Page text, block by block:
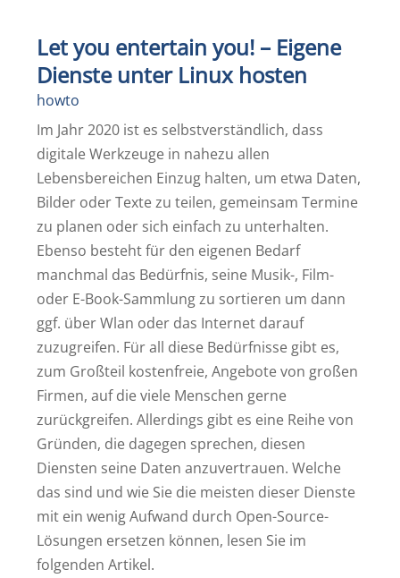
Let you entertain you! – Eigene
Dienste unter Linux hosten
howto
Im Jahr 2020 ist es selbstverständlich, dass
digitale Werkzeuge in nahezu allen
Lebensbereichen Einzug halten, um etwa Daten,
Bilder oder Texte zu teilen, gemeinsam Termine
zu planen oder sich einfach zu unterhalten.
Ebenso besteht für den eigenen Bedarf
manchmal das Bedürfnis, seine Musik-, Film-
oder E-Book-Sammlung zu sortieren um dann
ggf. über Wlan oder das Internet darauf
zuzugreifen. Für all diese Bedürfnisse gibt es,
zum Großteil kostenfreie, Angebote von großen
Firmen, auf die viele Menschen gerne
zurückgreifen. Allerdings gibt es eine Reihe von
Gründen, die dagegen sprechen, diesen
Diensten seine Daten anzuvertrauen. Welche
das sind und wie Sie die meisten dieser Dienste
mit ein wenig Aufwand durch Open-Source-
Lösungen ersetzen können, lesen Sie im
folgenden Artikel.